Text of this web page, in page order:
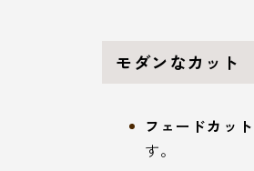
モダンなカット
フェードカット
す。